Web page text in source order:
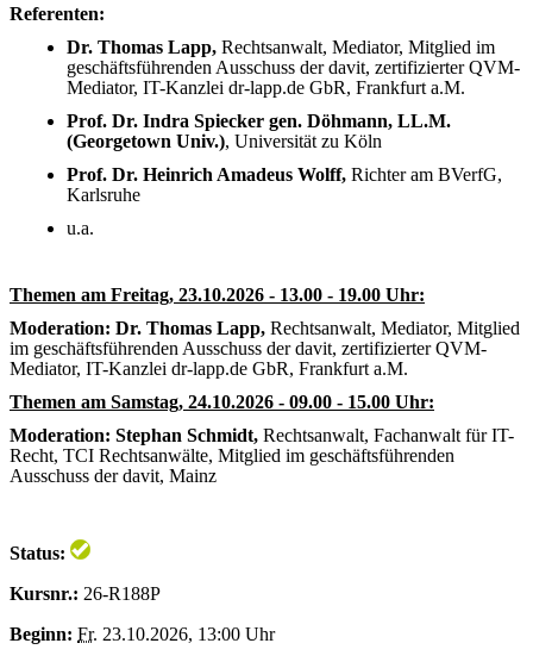
Referenten:
Dr. Thomas Lapp, Rechtsanwalt, Mediator, Mitglied im
geschäftsführenden Ausschuss der davit, zertifizierter QVM-
Mediator, IT-Kanzlei dr-lapp.de GbR, Frankfurt a.M.
Prof. Dr. Indra Spiecker gen. Döhmann, LL.M.
(Georgetown Univ.), Universität zu Köln
Prof. Dr. Heinrich Amadeus Wolff, Richter am BVerfG,
Karlsruhe
u.a.
Themen am Freitag, 23.10.2026 - 13.00 - 19.00 Uhr:
Moderation: Dr. Thomas Lapp, Rechtsanwalt, Mediator, Mitglied
im geschäftsführenden Ausschuss der davit, zertifizierter QVM-
Mediator, IT-Kanzlei dr-lapp.de GbR, Frankfurt a.M.
Themen am Samstag, 24.10.2026 - 09.00 - 15.00 Uhr:
Moderation: Stephan Schmidt, Rechtsanwalt, Fachanwalt für IT-
Recht, TCI Rechtsanwälte, Mitglied im geschäftsführenden
Ausschuss der davit, Mainz
Status:
Kursnr.: 26-R188P
Beginn: Fr. 23.10.2026, 13:00 Uhr